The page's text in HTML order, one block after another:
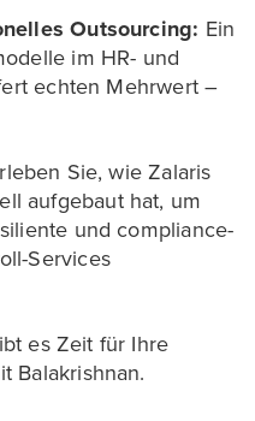
Outsourcing: Ein
im HR- und
echten Mehrwert –
Sie, wie Zalaris
aufgebaut hat, um
und compliance-
Services
es Zeit für Ihre
Balakrishnan.